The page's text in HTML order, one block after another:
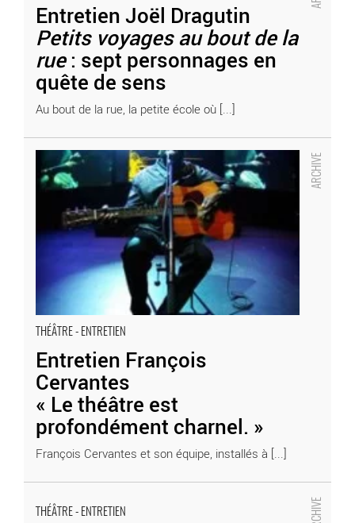
Entretien Joël Dragutin
Petits voyages au bout de la
rue: sept personnages en
quête de sens
Au bout de la rue, la petite école où [...]
- Critique sortie Théâtre
THÉÂTRE - ENTRETIEN
Entretien François
Cervantes
« Le théâtre est
profondément charnel. »
François Cervantes et son équipe, installés à [...]
Entretien François Cervantes
« Le théâtre est profondément charnel. »
- Critique sortie Théâtre
THÉÂTRE - ENTRETIEN
Le théâtre n?a d’autre finalité que de dire l’indicible